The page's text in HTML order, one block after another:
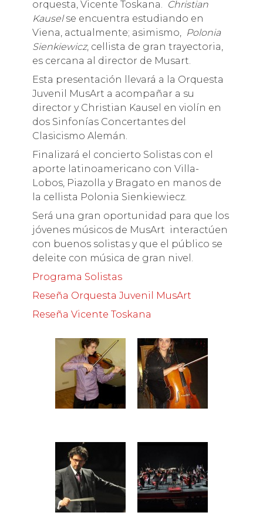
orquesta, Vicente Toskana. Christian
Kauselse encuentra estudiando en
Viena, actualmente; asimismo, Polonia
Sienkiewicz, cellista de gran trayectoria,
es cercana al director de Musart.
Esta presentación llevará a la Orquesta
Juvenil MusArt a acompañar a su
director y Christian Kausel en violín en
dos Sinfonías Concertantes del
Clasicismo Alemán.
Finalizará el concierto Solistas con el
aporte latinoamericano con Villa-
Lobos, Piazolla y Bragato en manos de
la cellista Polonia Sienkiewiecz.
Será una gran oportunidad para que los
jóvenes músicos de MusArt interactúen
con buenos solistas y que el público se
deleite con música de gran nivel.
Programa Solistas
Reseña Orquesta Juvenil MusArt
Reseña Vicente Toskana